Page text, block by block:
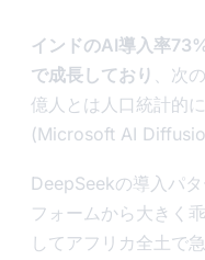
インドのAI導入率
で成長しており 、次
億人とは人口統計的
(Microsoft AI
DeepSeekの導入パ
フォームから大きく
してアフリカ全土で